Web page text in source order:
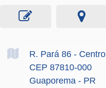
R. Pará 86 - Centro
CEP 87810-000
Guaporema - PR